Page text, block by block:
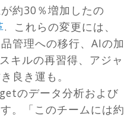
約30％増加したの
. これらの変更には、
管理への移行、AIの加
スキルの再習得、アジャ
良き運も。
のデータ分析および
。「このチームには約